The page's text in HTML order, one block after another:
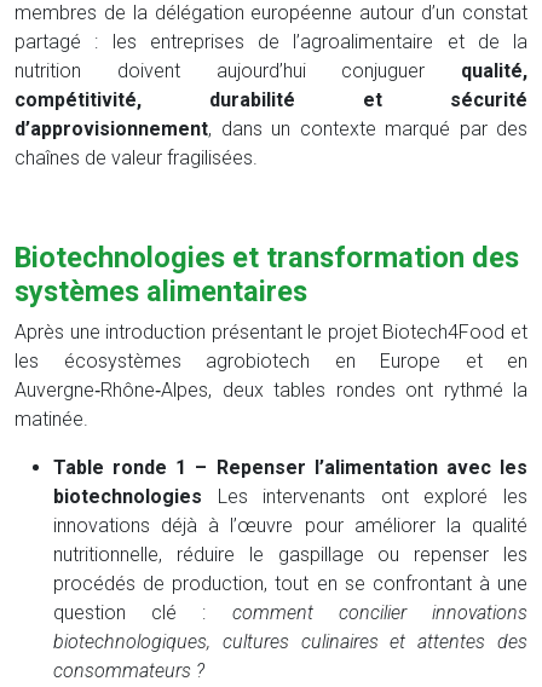
membres de la délégation européenne autour d’un constat
partagé : les entreprises de l’agroalimentaire et de la
nutrition doivent aujourd’hui conjuguer qualité,
compétitivité, durabilité et sécurité
d’approvisionnement, dans un contexte marqué par des
chaînes de valeur fragilisées.
Biotechnologies et transformation des
systèmes alimentaires
Après une introduction présentant le projet Biotech4Food et
les écosystèmes agrobiotech en Europe et en
Auvergne‑Rhône‑Alpes, deux tables rondes ont rythmé la
matinée.
Table ronde 1 – Repenser l’alimentation avec les
biotechnologies Les intervenants ont exploré les
innovations déjà à l’œuvre pour améliorer la qualité
nutritionnelle, réduire le gaspillage ou repenser les
procédés de production, tout en se confrontant à une
question clé : comment concilier innovations
biotechnologiques, cultures culinaires et attentes des
consommateurs ?